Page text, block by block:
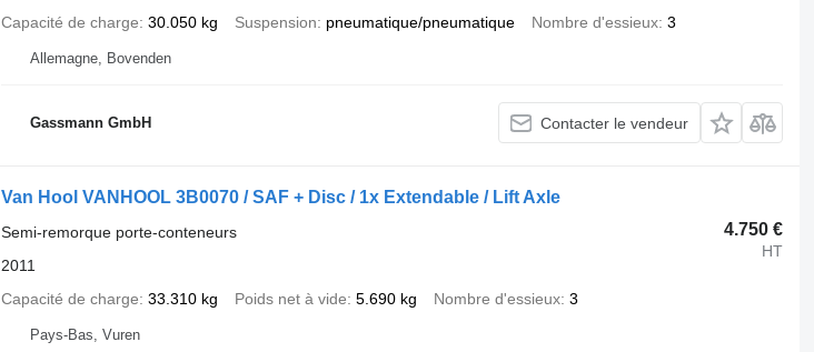
Capacité de charge 30.050 kg Suspension pneumatique/pneumatique Nombre d'essieux 3
Allemagne, Bovenden
Gassmann GmbH Contacter le vendeur
Van Hool VANHOOL 3B0070 / SAF + Disc / 1x Extendable / Lift Axle
4.750 €
HT
Semi-remorque porte-conteneurs
2011
Capacité de charge 33.310 kg Poids net à vide 5.690 kg Nombre d'essieux 3
Pays-Bas, Vuren